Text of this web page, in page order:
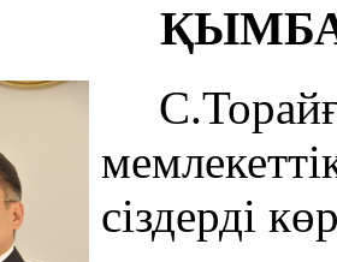
сіздерді